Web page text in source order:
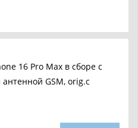
16 Pro Max в сборе с
GSM, orig.c